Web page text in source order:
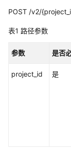
速
门
用
POST /v2/
表1 路径参数
参数 是否
project_id 是